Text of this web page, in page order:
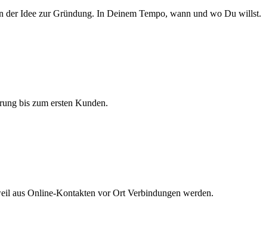
der Idee zur Gründung. In Deinem Tempo, wann und wo Du willst.
bis zum ersten Kunden.
aus Online-Kontakten vor Ort Verbindungen werden.